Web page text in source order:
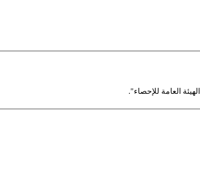
العامة للإحصاء".